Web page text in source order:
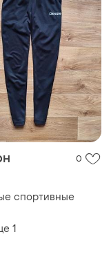
0
спортивные
1